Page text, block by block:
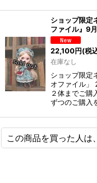
ショップ限定
ファイル』9
22,100 円(税
在庫なし
ショップ限定
オファイル
２体までご
ずつのご購入
この商品を買った人は